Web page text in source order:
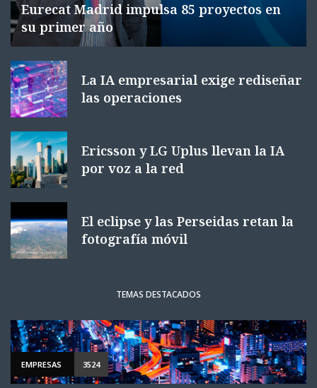
Eurecat Madrid impulsa 85 proyectos en
su primer año
La IA empresarial exige rediseñar
las operaciones
Ericsson y LG Uplus llevan la IA
por voz a la red
El eclipse y las Perseidas retan la
fotografía móvil
TEMAS DESTACADOS
EMPRESAS 3524